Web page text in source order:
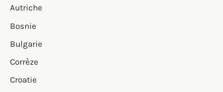
Autriche
Bosnie
Bulgarie
Corrèze
Croatie